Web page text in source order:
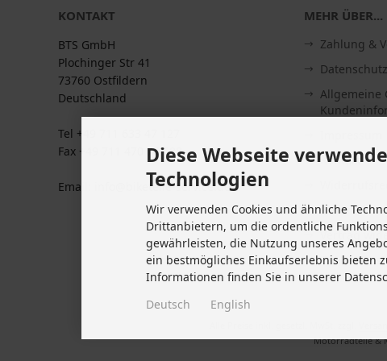
KONTAKT
BTS GmbH
Plochinger Str 41
73760 Ostfildern
Deutschland
Tel +49 711 633 47 127
Fax +49 711 470 76 588
Email: info@biketeile-service.de
MEHR ÜBER...
Zahlung &
Allgemeine
Kontakt
Lieferzeit
Vertrag
Cookie
Motorradteile &
Diese Webseite
Technologien
Wir verwenden Cookies und ähnliche
Drittanbietern, um die ordentliche
gewährleisten, die Nutzung unseres
ein bestmögliches Einkaufserlebnis bieten
Informationen finden Sie in unserer
Deutsch English